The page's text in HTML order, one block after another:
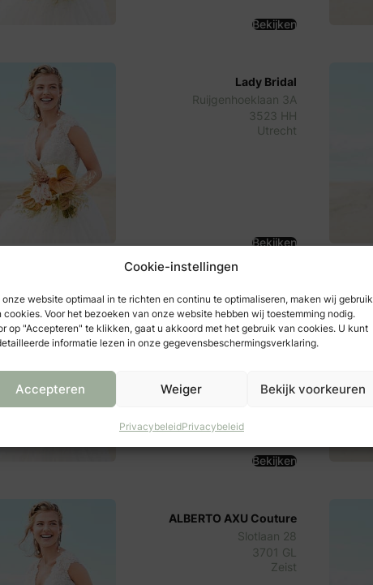
Cookie-instellingen
onze website optimaal in te richten en continu te optimaliseren, maken wij gebruik
cookies. Voor het bezoeken van onze website hebben wij toestemming nodig.
op "Accepteren" te klikken, gaat u akkoord met het gebruik van cookies. U kunt
informatie lezen in onze gegevensbeschermingsverklaring.
Accepteren Weiger Bekijk voorkeuren
PrivacybeleidPrivacybeleid
Bekijken
Lady Bridal
Ruijgenhoeklaan 3A
3523 HH
Utrecht
Bekijken
Bruidsmode Jolanda
Dorpsstraat 3
4124 AL
Hagestein
Bekijken
ALBERTO AXU Couture
Slotlaan 28
3701 GL
Zeist